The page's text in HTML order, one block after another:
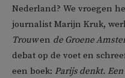
Nederland? We vroegen
journalist Marijn Kruk,
Trouwen de Groene
debat op de voet en
een boek: Parijs denkt.